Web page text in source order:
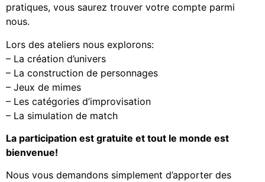
pratiques, vous saurez trouver votre compte parmi
nous.
Lors des ateliers nous explorons:
– La création d’univers
– La construction de personnages
– Jeux de mimes
– Les catégories d’improvisation
– La simulation de match
La participation est gratuite et tout le monde est
bienvenue!
Nous vous demandons simplement d’apporter des